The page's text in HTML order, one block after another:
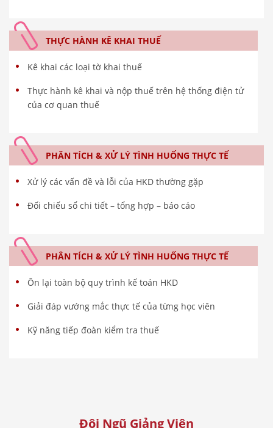
THỰC HÀNH KÊ KHAI THUẾ
Kê khai các loại tờ khai thuế
Thực hành kê khai và nộp thuế trên hệ thống điện tử
của cơ quan thuế
PHÂN TÍCH & XỬ LÝ TÌNH HUỐNG THỰC TẾ
Xử lý các vấn đề và lỗi của HKD thường gặp
Đối chiếu sổ chi tiết – tổng hợp – báo cáo
PHÂN TÍCH & XỬ LÝ TÌNH HUỐNG THỰC TẾ
Ôn lại toàn bộ quy trình kế toán HKD
Giải đáp vướng mắc thực tế của từng học viên
Kỹ năng tiếp đoàn kiểm tra thuế
Đội Ngũ Giảng Viên